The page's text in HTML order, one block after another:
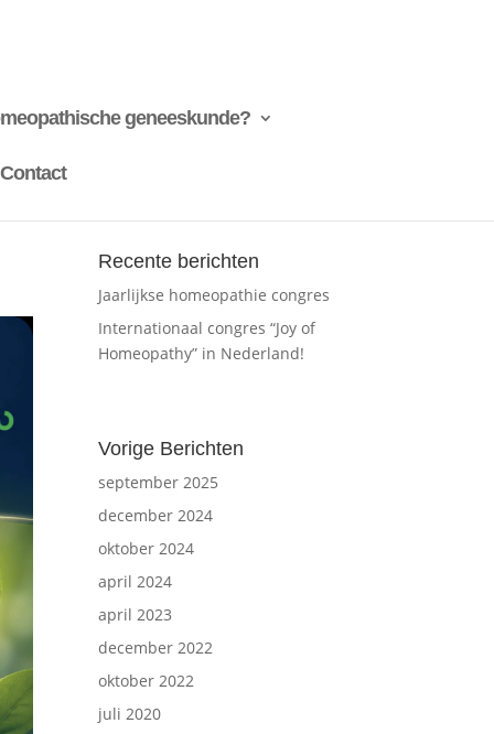
geneeskunde?
Contact
Recente berichten
Jaarlijkse homeopathie congres
Internationaal congres “Joy of
Homeopathy” in Nederland!
Vorige Berichten
september 2025
december 2024
oktober 2024
april 2024
april 2023
december 2022
oktober 2022
juli 2020